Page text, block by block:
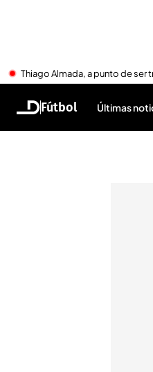
Thiago Almada, a punto de ser
Fútbol Últimas